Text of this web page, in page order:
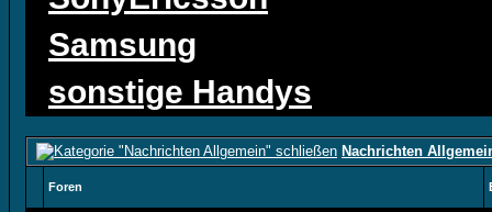
Samsung
sonstige Handys
Nachrichten
Foren